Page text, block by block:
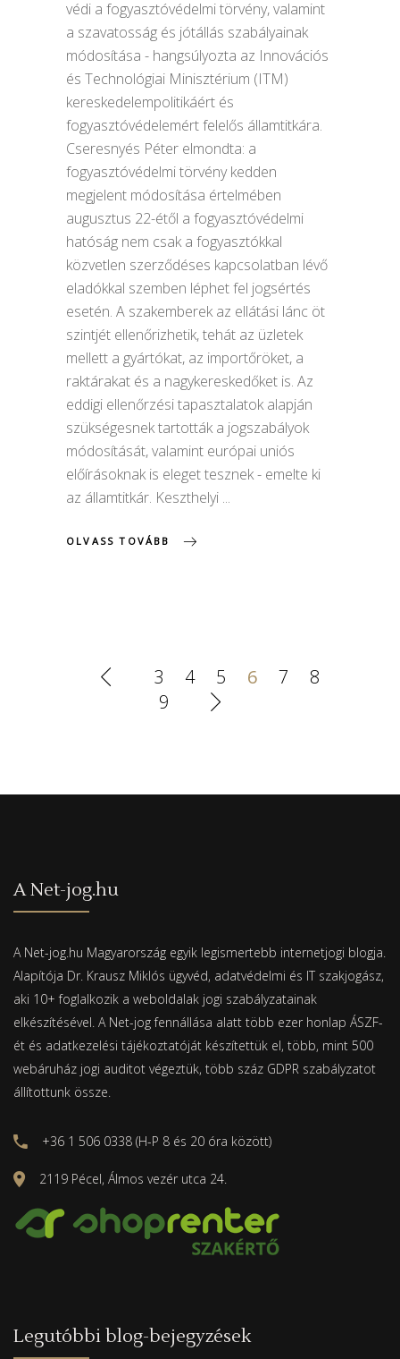
védi a fogyasztóvédelmi törvény, valamint
a szavatosság és jótállás szabályainak
módosítása - hangsúlyozta az Innovációs
és Technológiai Minisztérium (ITM)
kereskedelempolitikáért és
fogyasztóvédelemért felelős államtitkára.
Cseresnyés Péter elmondta: a
fogyasztóvédelmi törvény kedden
megjelent módosítása értelmében
augusztus 22-étől a fogyasztóvédelmi
hatóság nem csak a fogyasztókkal
közvetlen szerződéses kapcsolatban lévő
eladókkal szemben léphet fel jogsértés
esetén. A szakemberek az ellátási lánc öt
szintjét ellenőrizhetik, tehát az üzletek
mellett a gyártókat, az importőröket, a
raktárakat és a nagykereskedőket is. Az
eddigi ellenőrzési tapasztalatok alapján
szükségesnek tartották a jogszabályok
módosítását, valamint európai uniós
előírásoknak is eleget tesznek - emelte ki
az államtitkár. Keszthelyi
OLVASS TOVÁBB
3 4 5 6 7
8
9
A Net-jog.hu
A Net-jog.hu Magyarország egyik legismertebb internetjogi blogja.
Alapítója Dr. Krausz Miklós ügyvéd, adatvédelmi és IT szakjogász,
aki 10+ foglalkozik a weboldalak jogi szabályzatainak
elkészítésével. A Net-jog fennállása alatt több ezer honlap ÁSZF-
ét és adatkezelési tájékoztatóját készítettük el, több, mint 500
webáruház jogi auditot végeztük, több száz GDPR szabályzatot
állítottunk össze.
+36 1 506 0338 (H-P 8 és 20 óra között)
2119 Pécel, Álmos vezér utca 24.
Legutóbbi blog-bejegyzések